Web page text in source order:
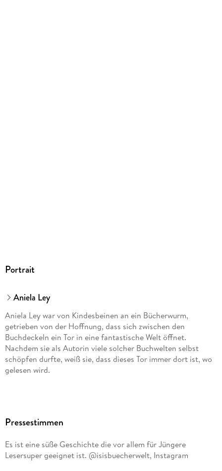
Portrait
Aniela Ley
Aniela Ley war von Kindesbeinen an ein Bücherwurm,
getrieben von der Hoffnung, dass sich zwischen den
Buchdeckeln ein Tor in eine fantastische Welt öffnet.
Nachdem sie als Autorin viele solcher Buchwelten selbst
schöpfen durfte, weiß sie, dass dieses Tor immer dort ist, wo
gelesen wird.
Pressestimmen
Es ist eine süße Geschichte die vor allem für Jüngere
Lesersuper geeignet ist. @isisbuecherwelt, Instagram